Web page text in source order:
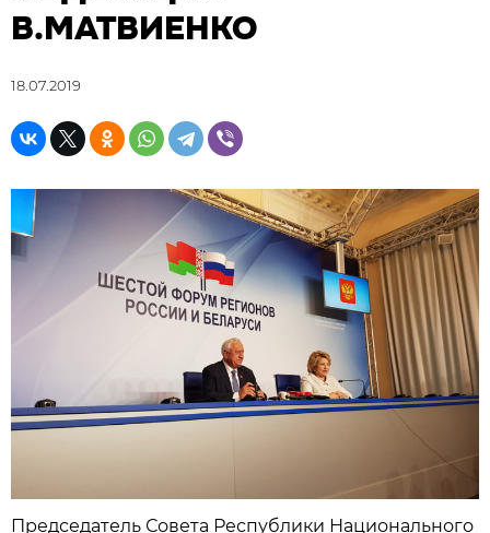
В.МАТВИЕНКО
18.07.2019
Председатель Совета Республики Национального